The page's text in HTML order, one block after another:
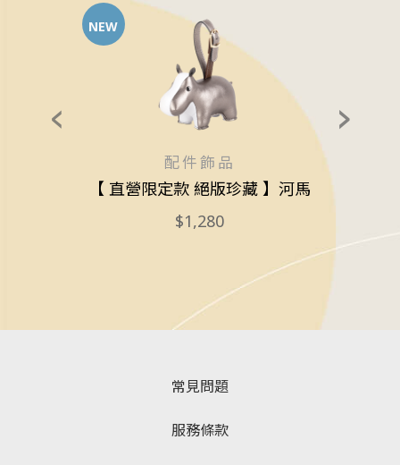
配件飾品
【 直營限定款 絕版珍藏 】河馬
1,280
NEW
常見問題
服務條款